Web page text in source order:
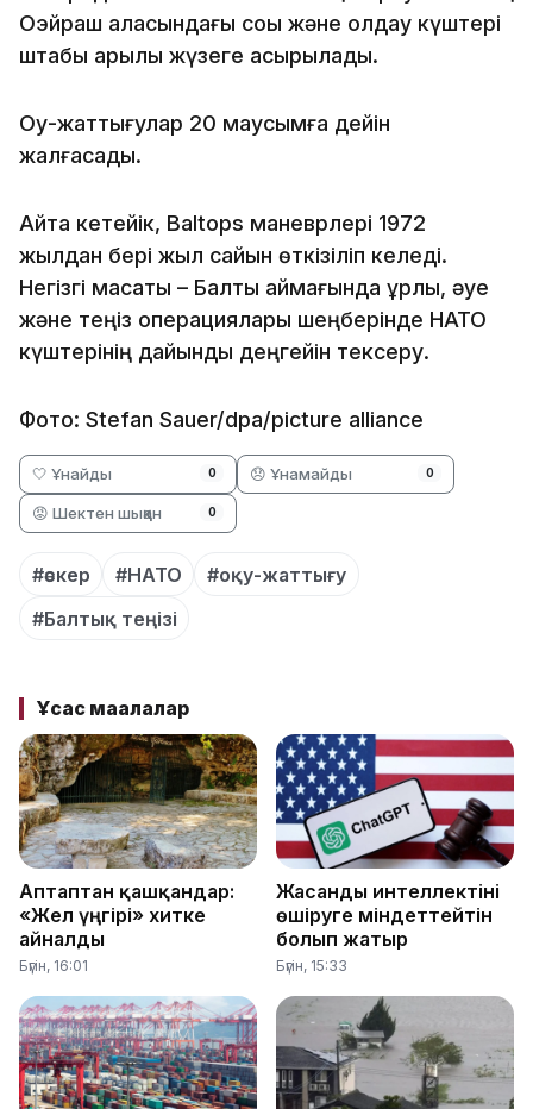
Оэйраш қаласындағы соққы және қолдау күштері
штабы арқылы жүзеге асырылады.
Оқу-жаттығулар 20 маусымға дейін
жалғасады.
Айта кетейік, Baltops маневрлері 1972
жылдан бері жыл сайын өткізіліп келеді.
Негізгі мақсаты – Балтық аймағында құрлық, әуе
және теңіз операциялары шеңберінде НАТО
күштерінің дайындық деңгейін тексеру.
Фото: Stefan Sauer/dpa/picture alliance
🤍 Ұнайды 0 😞 Ұнамайды 0
😡 Шектен шыққан 0
#әскер #НАТО
#оқу-жаттығу
#Балтық теңізі
Ұқсас мақалалар
Аптаптан қашқандар:
«Жел үңгірі» хитке
айналды
Бүгін, 16:01
Жасанды интеллектіні
өшіруге міндеттейтін
болып жатыр
Бүгін, 15:33